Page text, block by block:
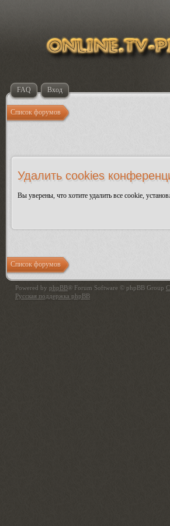
FAQ Вход
Список форумов
Удалить cookies
Вы уверены, что хотите удалить все cookie,
Список форумов
Powered by phpBB® Forum Software © phpBB Group
Русская поддержка phpBB